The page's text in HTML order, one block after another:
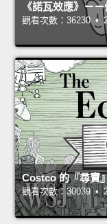
《諾瓦效應》－
觀看次數：36230 •
Costco 的『尋寶
觀看次數：30039 •